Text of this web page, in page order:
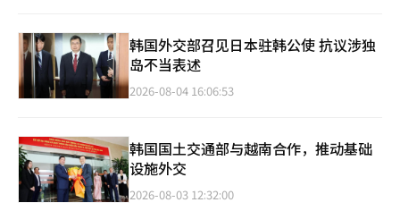
韩国外交部召见日本驻韩公使 抗议涉独
岛不当表述
2026-08-04 16:06:53
韩国国土交通部与越南合作，推动基础
设施外交
2026-08-03 12:32:00